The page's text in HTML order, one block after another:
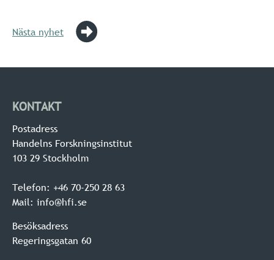
Nästa nyhet
KONTAKT
Postadress
Handelns Forskningsinstitut
103 29 Stockholm
Telefon: +46 70-250 28 63
Mail: info@hfi.se
Besöksadress
Regeringsgatan 60